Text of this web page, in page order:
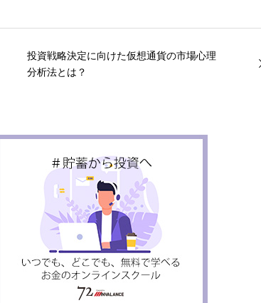
投資戦略決定に向けた仮想通貨の市場心理
分析法とは？